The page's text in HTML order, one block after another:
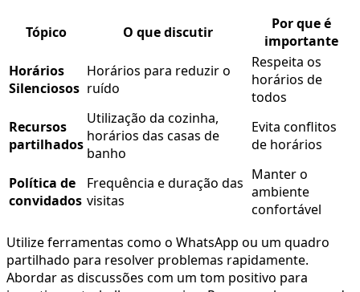
Tópico O que discutir
Por que é
importante
Horários
Silenciosos
Horários para reduzir o
ruído
Respeita os
horários de
todos
Recursos
partilhados
Utilização da cozinha,
horários das casas de
banho
Evita conflitos
de horários
Política de
convidados
Frequência e duração das
visitas
Manter o
ambiente
confortável
Utilize ferramentas como o WhatsApp ou um quadro
partilhado para resolver problemas rapidamente.
Abordar as discussões com um tom positivo para